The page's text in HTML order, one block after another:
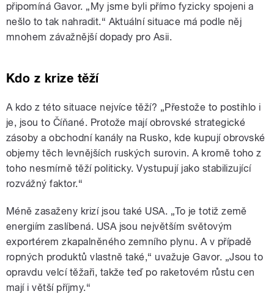
připomíná Gavor. „My jsme byli přímo fyzicky spojeni a
nešlo to tak nahradit.“ Aktuální situace má podle něj
mnohem závažnější dopady pro Asii.
Kdo z krize těží
A kdo z této situace nejvíce těží? „Přestože to postihlo i
je, jsou to Číňané. Protože mají obrovské strategické
zásoby a obchodní kanály na Rusko, kde kupují obrovské
objemy těch levnějších ruských surovin. A kromě toho z
toho nesmírně těží politicky. Vystupují jako stabilizující
rozvážný faktor.“
Méně zasaženy krizí jsou také USA. „To je totiž země
energiím zaslíbená. USA jsou největším světovým
exportérem zkapalněného zemního plynu. A v případě
ropných produktů vlastně také,“ uvažuje Gavor. „Jsou to
opravdu velcí těžaři, takže teď po raketovém růstu cen
mají i větší příjmy.“